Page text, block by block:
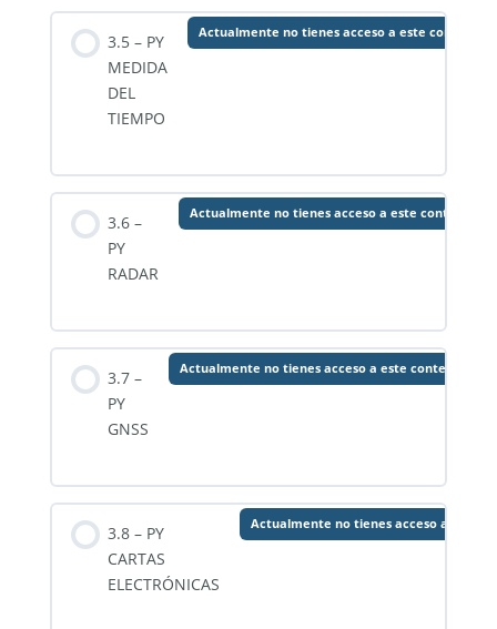
3.5 – PY
MEDIDA
DEL
TIEMPO
Actualmente no tienes acceso a este contenido
3.6 –
PY
RADAR
Actualmente no tienes acceso a este contenido
3.7 –
PY
GNSS
Actualmente no tienes acceso a este contenido
3.8 – PY
CARTAS
ELECTRÓNICAS
Actualmente no tienes acceso a este